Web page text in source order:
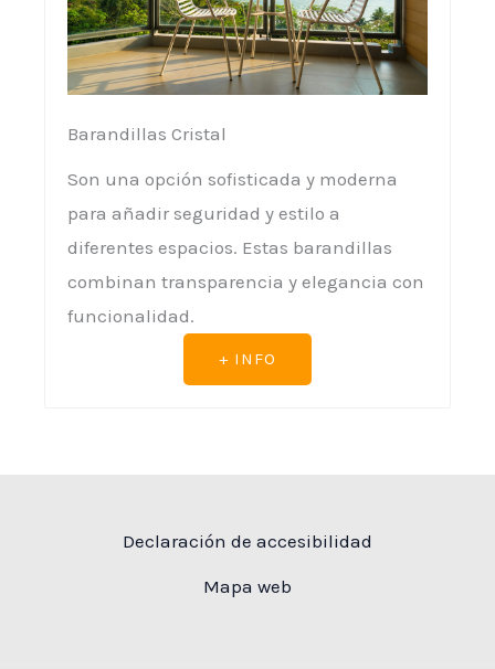
Barandillas Cristal
Son una opción sofisticada y moderna
para añadir seguridad y estilo a
diferentes espacios. Estas barandillas
combinan transparencia y elegancia con
funcionalidad.
+ INFO
Declaración de accesibilidad
Mapa web